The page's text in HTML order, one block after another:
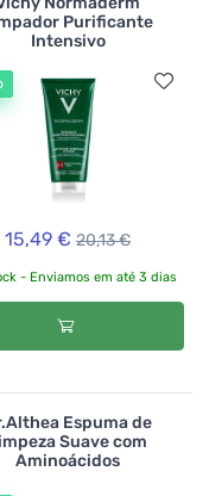
Purificante
Intensivo
15,49 € 20,13 €
- Enviamos em até 3 dias
Espuma de
Suave com
Aminoácidos